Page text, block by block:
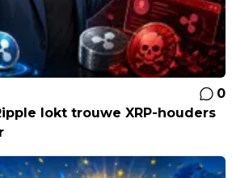
0
lokt trouwe XRP-houders